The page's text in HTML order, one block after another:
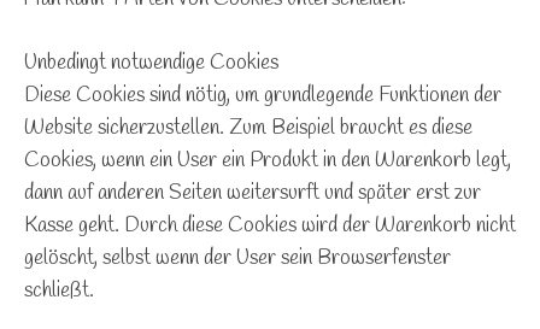
Unbedingt notwendige Cookies
Diese Cookies sind nötig, um grundlegende Funktionen der
Website sicherzustellen. Zum Beispiel braucht es diese
Cookies, wenn ein User ein Produkt in den Warenkorb legt,
dann auf anderen Seiten weitersurft und später erst zur
Kasse geht. Durch diese Cookies wird der Warenkorb nicht
gelöscht, selbst wenn der User sein Browserfenster
schließt.